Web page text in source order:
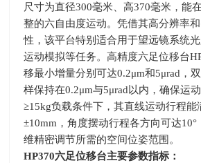
尺寸为直径300毫米、高370毫米，能
整的六自由度运动。凭借其高分辨率
性，该平台特别适合用于望远镜系统
运动模拟等任务。高精度六足位移台
移最小增量分别可达0.2μm和5μrad ，
样保持在0.2μm与5μrad以内，确保运
≥15kg负载条件下，其直线运动行程能
±10mm ，角度摆动行程各方向可达10°
维精密调节所需的空间位姿范围。
HP370六足位移台主要参数指标：